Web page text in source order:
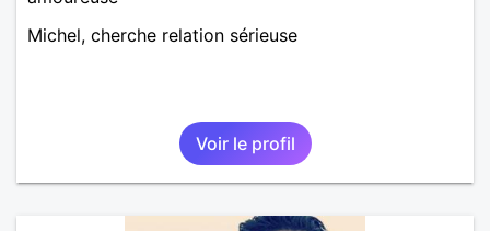
Michel, cherche relation sérieuse
Voir le profil